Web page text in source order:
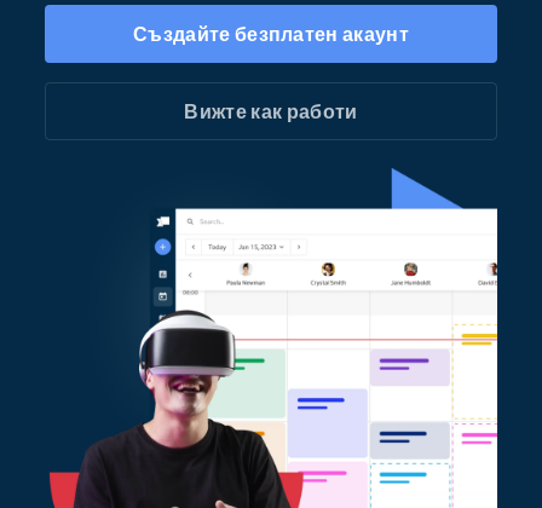
Създайте безплатен акаунт
Вижте как работи